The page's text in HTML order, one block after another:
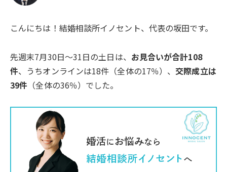
こんにちは！結婚相談所イノセント、代表の坂田です。
先週末7月30日〜31日の土日は、 お見合いが合計108
件、うちオンラインは18件（全体の17％）、交際成立は
39件 （全体の36％）でした。